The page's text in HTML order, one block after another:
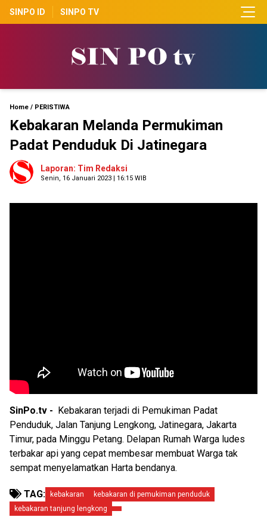
SINPO ID SINPO TV
Home / PERISTIWA
Kebakaran Melanda Permukiman
Padat Penduduk Di Jatinegara
Laporan: Tim Redaksi
Senin, 16 Januari 2023 | 16:15 WIB
SinPo.tv -
Kebakaran terjadi di Pemukiman Padat
Penduduk, Jalan Tanjung Lengkong, Jatinegara, Jakarta
Timur, pada Minggu Petang. Delapan Rumah Warga ludes
terbakar api yang cepat membesar membuat Warga tak
sempat menyelamatkan Harta bendanya.
TAG: kebakaran
kebakaran di pemukiman penduduk
kebakaran tanjung lengkong